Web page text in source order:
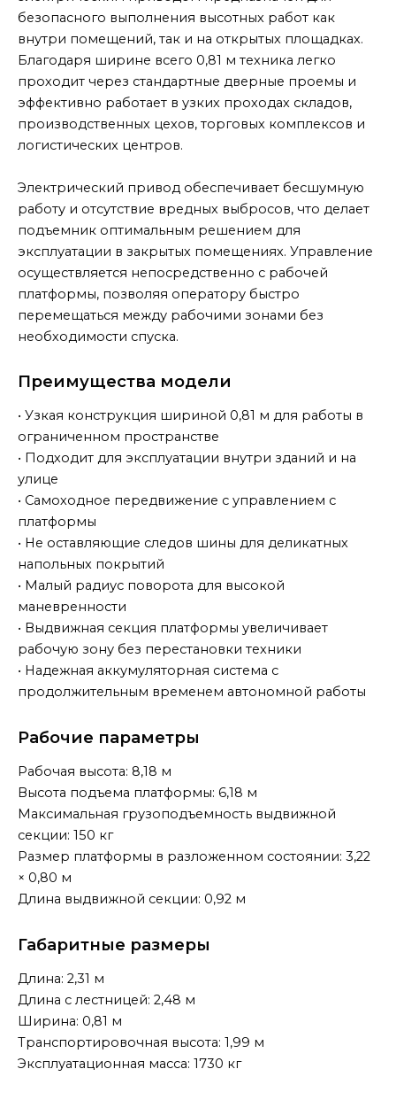
безопасного выполнения высотных работ как
внутри помещений, так и на открытых площадках.
Благодаря ширине всего 0,81 м техника легко
проходит через стандартные дверные проемы и
эффективно работает в узких проходах складов,
производственных цехов, торговых комплексов и
логистических центров.
Электрический привод обеспечивает бесшумную
работу и отсутствие вредных выбросов, что делает
подъемник оптимальным решением для
эксплуатации в закрытых помещениях. Управление
осуществляется непосредственно с рабочей
платформы, позволяя оператору быстро
перемещаться между рабочими зонами без
необходимости спуска.
Преимущества модели
• Узкая конструкция шириной 0,81 м для работы в
ограниченном пространстве
• Подходит для эксплуатации внутри зданий и на
улице
• Самоходное передвижение с управлением с
платформы
• Не оставляющие следов шины для деликатных
напольных покрытий
• Малый радиус поворота для высокой
маневренности
• Выдвижная секция платформы увеличивает
рабочую зону без перестановки техники
• Надежная аккумуляторная система с
продолжительным временем автономной работы
Рабочие параметры
Рабочая высота: 8,18 м
Высота подъема платформы: 6,18 м
Максимальная грузоподъемность выдвижной
секции: 150 кг
Размер платформы в разложенном состоянии: 3,22
× 0,80 м
Длина выдвижной секции: 0,92 м
Габаритные размеры
Длина: 2,31 м
Длина с лестницей: 2,48 м
Ширина: 0,81 м
Транспортировочная высота: 1,99 м
Эксплуатационная масса: 1730 кг